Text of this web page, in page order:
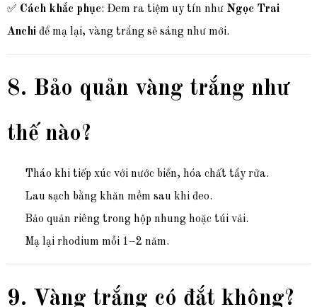
✅ Cách khắc phục: Đem ra tiệm uy tín như Ngọc Trai
Anchi để mạ lại, vàng trắng sẽ sáng như mới.
8. Bảo quản vàng trắng như
thế nào?
Tháo khi tiếp xúc với nước biển, hóa chất tẩy rửa.
Lau sạch bằng khăn mềm sau khi đeo.
Bảo quản riêng trong hộp nhung hoặc túi vải.
Mạ lại rhodium mỗi 1–2 năm.
9. Vàng trắng có đắt không?